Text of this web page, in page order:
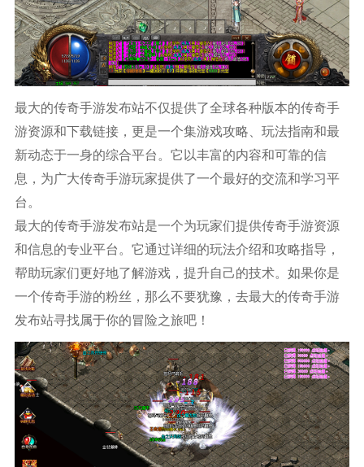
最大的传奇手游发布站不仅提供了全球各种版本的传奇手
游资源和下载链接，更是一个集游戏攻略、玩法指南和最
新动态于一身的综合平台。它以丰富的内容和可靠的信
息，为广大传奇手游玩家提供了一个最好的交流和学习平
台。
最大的传奇手游发布站是一个为玩家们提供传奇手游资源
和信息的专业平台。它通过详细的玩法介绍和攻略指导，
帮助玩家们更好地了解游戏，提升自己的技术。如果你是
一个传奇手游的粉丝，那么不要犹豫，去最大的传奇手游
发布站寻找属于你的冒险之旅吧！